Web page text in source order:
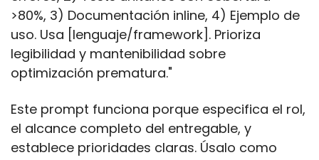
>80%, 3) Documentación inline, 4) Ejemplo de
uso. Usa [lenguaje/framework]. Prioriza
legibilidad y mantenibilidad sobre
optimización prematura."
Este prompt funciona porque especifica el rol,
el alcance completo del entregable, y
establece prioridades claras. Úsalo como